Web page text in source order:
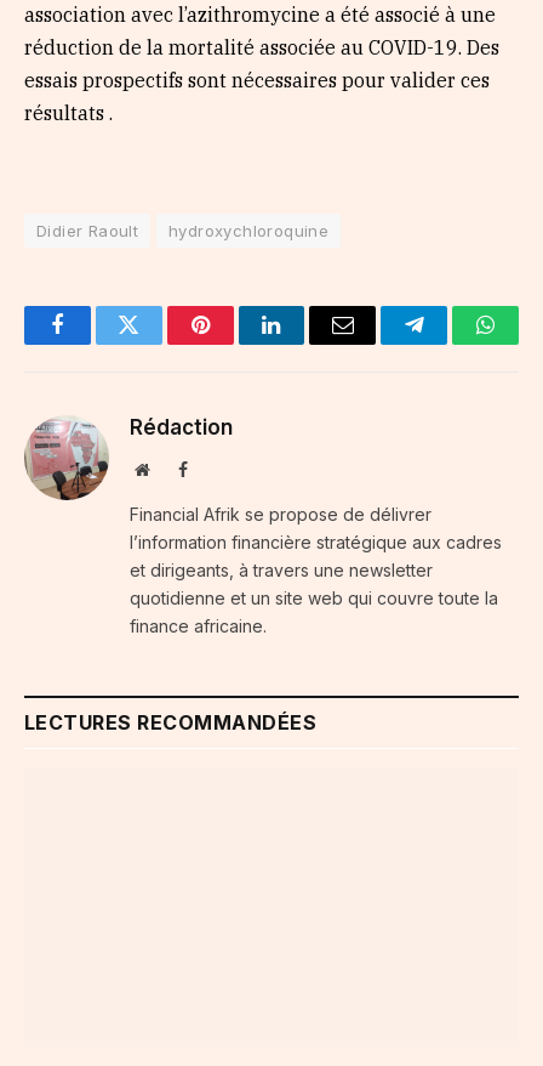
association avec l’azithromycine a été associé à une
réduction de la mortalité associée au COVID-19. Des
essais prospectifs sont nécessaires pour valider ces
résultats .
Didier Raoult hydroxychloroquine
FacebookTwitter PinterestLinkedInEmail Telegram
Rédaction
WebsiteFacebook
Financial Afrik se propose de délivrer
l’information financière stratégique aux cadres
et dirigeants, à travers une newsletter
quotidienne et un site web qui couvre toute la
finance africaine.
LECTURES RECOMMANDÉES